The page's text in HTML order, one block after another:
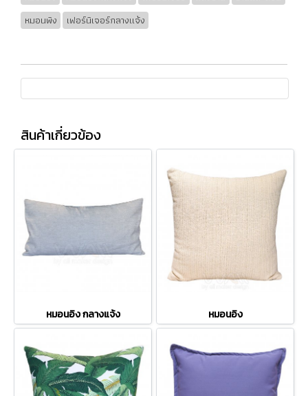
หมอนพิง
เฟอร์นิเจอร์กลางแจ้ง
สินค้าเกี่ยวข้อง
หมอนอิง กลางแจ้ง หมอนอิง